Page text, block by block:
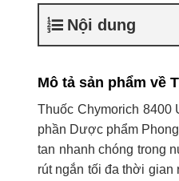
Nội dung
Mô tả sản phẩm về
Thuốc Chymorich 8400
phần Dược phẩm
tan nhanh chóng trong
rút ngắn tối đa thời